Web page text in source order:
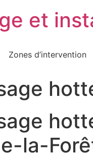
et
Zones d’intervention
la-